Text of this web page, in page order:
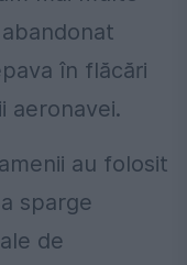
în flăcări
aeronavei.
au folosit
sparge
de